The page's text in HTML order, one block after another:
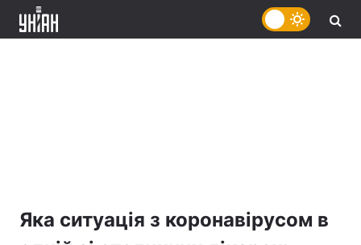
Яка ситуація з коронавірусом в